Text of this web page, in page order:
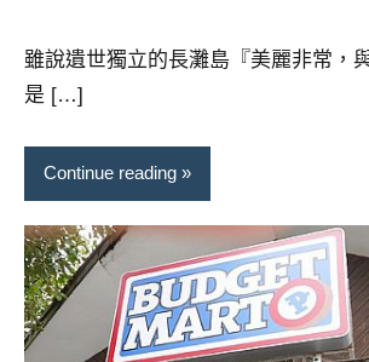
雖說遺世獨立的長灘島『美麗非常，
是 […]
Continue reading